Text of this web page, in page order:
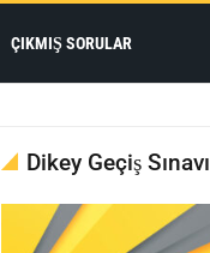
ÇIKMIŞ SORULAR
Dikey Geçiş Sınavı